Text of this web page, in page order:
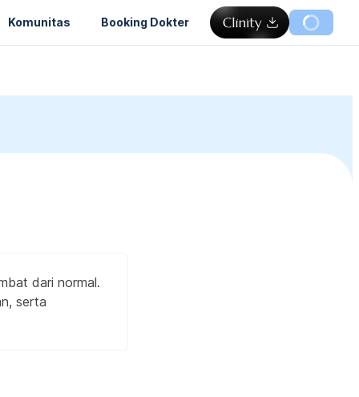
Komunitas Booking Dokter
dari normal.
serta